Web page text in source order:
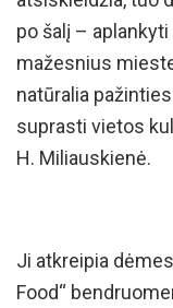
po šalį –
mažesnius
natūralia
suprasti vietos
H. Miliauskienė.
Ji atkreipia
Food“